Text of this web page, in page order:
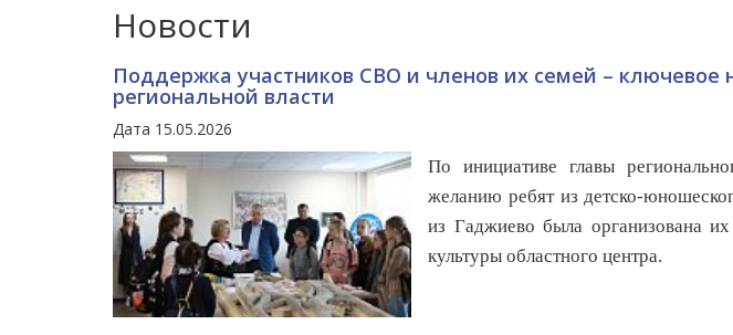
Новости
Поддержка участников СВО и членов их семей – ключевое
региональной власти
Дата 15.05.2026
По инициативе главы
желанию ребят из детско-
из Гаджиево была организована
культуры областного центра.